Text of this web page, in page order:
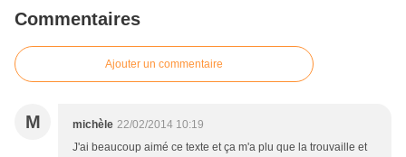
Commentaires
Ajouter un commentaire
M michèle 22/02/2014 10:19
J'ai beaucoup aimé ce texte et ça m'a plu que la trouvaille et